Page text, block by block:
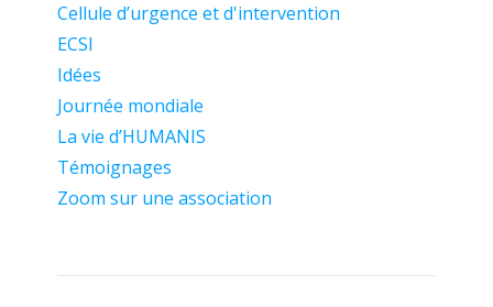
Cellule d’urgence et d'intervention
ECSI
Idées
Journée mondiale
La vie d’HUMANIS
Témoignages
Zoom sur une association